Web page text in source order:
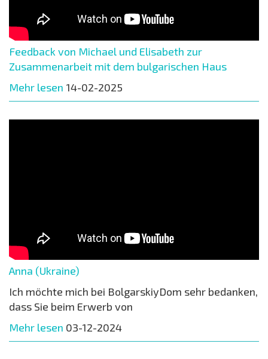
Feedback von Michael und Elisabeth zur
Zusammenarbeit mit dem bulgarischen Haus
Mehr lesen 14-02-2025
Anna (Ukraine)
Ich möchte mich bei BolgarskiyDom sehr bedanken,
dass Sie beim Erwerb von
Mehr lesen 03-12-2024